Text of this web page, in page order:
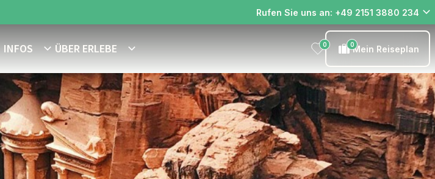
Rufen Sie uns an: +49 2151 3880 234
INFOS ÜBER ERLEBE 0 0Mein Reiseplan